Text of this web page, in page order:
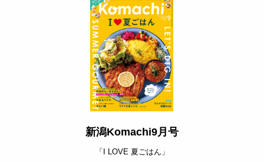
新潟Komachi9月号
「I LOVE 夏ごはん」